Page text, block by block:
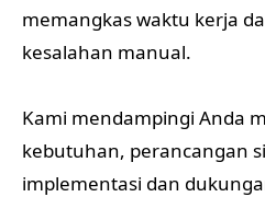
memangkas waktu kerja
kesalahan manual.
Kami mendampingi Anda
kebutuhan, perancangan
implementasi dan